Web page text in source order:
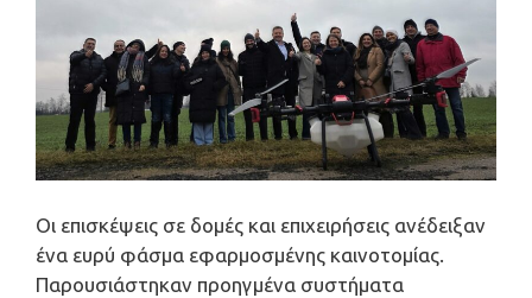
Οι επισκέψεις σε δομές και επιχειρήσεις ανέδειξαν
ένα ευρύ φάσμα εφαρμοσμένης καινοτομίας.
Παρουσιάστηκαν προηγμένα συστήματα